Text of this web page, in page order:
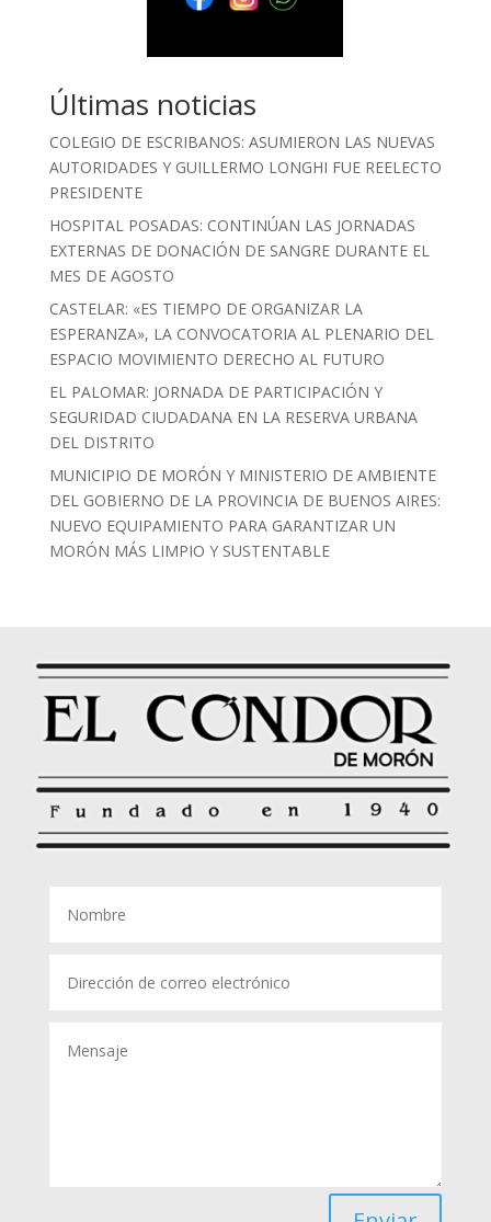
Últimas noticias
COLEGIO DE ESCRIBANOS: ASUMIERON LAS NUEVAS
AUTORIDADES Y GUILLERMO LONGHI FUE REELECTO
PRESIDENTE
HOSPITAL POSADAS: CONTINÚAN LAS JORNADAS
EXTERNAS DE DONACIÓN DE SANGRE DURANTE EL
MES DE AGOSTO
CASTELAR: «ES TIEMPO DE ORGANIZAR LA
ESPERANZA», LA CONVOCATORIA AL PLENARIO DEL
ESPACIO MOVIMIENTO DERECHO AL FUTURO
EL PALOMAR: JORNADA DE PARTICIPACIÓN Y
SEGURIDAD CIUDADANA EN LA RESERVA URBANA
DEL DISTRITO
MUNICIPIO DE MORÓN Y MINISTERIO DE AMBIENTE
DEL GOBIERNO DE LA PROVINCIA DE BUENOS AIRES:
NUEVO EQUIPAMIENTO PARA GARANTIZAR UN
MORÓN MÁS LIMPIO Y SUSTENTABLE